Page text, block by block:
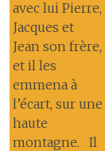
avec lui Pierre,
Jacques et
Jean son frère,
et il les
emmena à
l’écart, sur une
haute
montagne. Il